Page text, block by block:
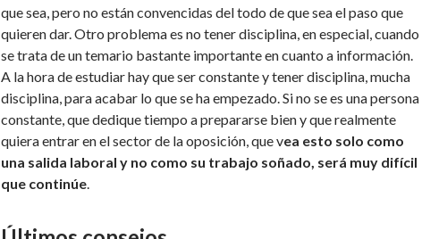
que sea, pero no están convencidas del todo de que sea el paso que
quieren dar. Otro problema es no tener disciplina, en especial, cuando
se trata de un temario bastante importante en cuanto a información.
A la hora de estudiar hay que ser constante y tener disciplina, mucha
disciplina, para acabar lo que se ha empezado. Si no se es una persona
constante, que dedique tiempo a prepararse bien y que realmente
quiera entrar en el sector de la oposición, que vea esto solo como
una salida laboral y no como su trabajo soñado, será muy difícil
que continúe.